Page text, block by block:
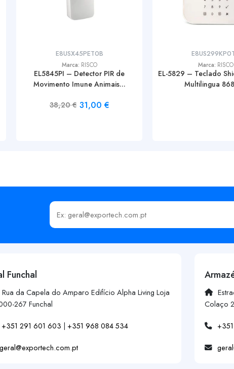
E8USX45PET0B
Marca: RISCO
EL5845PI – Detector PIR de
Movimento Imune Animais...
38,20€ 31,00 €
Marca: RISCO
EL-5829 – Teclado
Multilingua
Insira o seu email
Funchal
Rua da Capela do Amparo Edifício Alpha Living Loja
267 Funchal
+351 291 601 603 | +351 968 084 534
geral@exportech.com.pt
Colaço